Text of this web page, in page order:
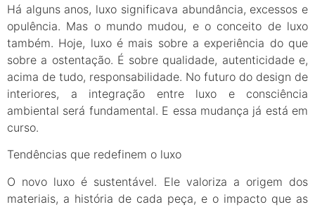
Há alguns anos, luxo significava abundância, excessos e
opulência. Mas o mundo mudou, e o conceito de luxo
também. Hoje, luxo é mais sobre a experiência do que
sobre a ostentação. É sobre qualidade, autenticidade e,
acima de tudo, responsabilidade. No futuro do design de
interiores, a integração entre luxo e consciência
ambiental será fundamental. E essa mudança já está em
curso.
Tendências que redefinem o luxo
O novo luxo é sustentável. Ele valoriza a origem dos
materiais, a história de cada peça, e o impacto que as